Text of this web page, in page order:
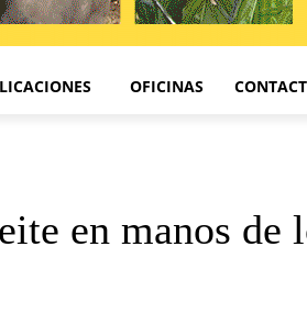
OFICINAS
en manos de